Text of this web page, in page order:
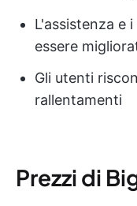
L'assistenza e
essere
Gli utenti
rallentamenti
Prezzi di